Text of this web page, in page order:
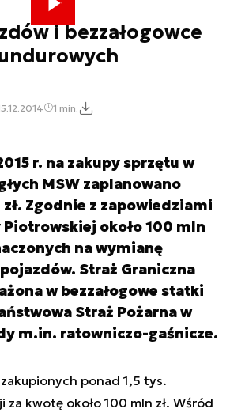
i bezzałogowce
1 min.
r. na zakupy sprzętu w
MSW zaplanowano
Zgodnie z zapowiedziami
około 100 mln
na wymianę
Straż Graniczna
w bezzałogowe statki
Straż Pożarna w
m.in. ratowniczo-gaśnicze.
ponad 1,5 tys.
kwotę około 100 mln zł. Wśród